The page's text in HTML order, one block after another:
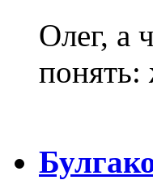
Олег, а
понять: